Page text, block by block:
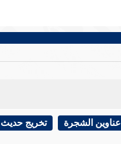
عناوين الشجرة تخريج حديث